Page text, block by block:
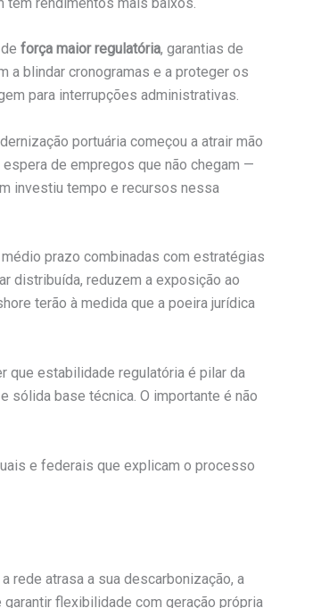
força maior regulatória, garantias de
a blindar cronogramas e a proteger os
para interrupções administrativas.
portuária começou a atrair mão
de empregos que não chegam —
investiu tempo e recursos nessa
prazo combinadas com estratégias
distribuída, reduzem a exposição ao
terão à medida que a poeira jurídica
que estabilidade regulatória é pilar da
base técnica. O importante é não
e federais que explicam o processo
rede atrasa a sua descarbonização, a
garantir flexibilidade com geração própria